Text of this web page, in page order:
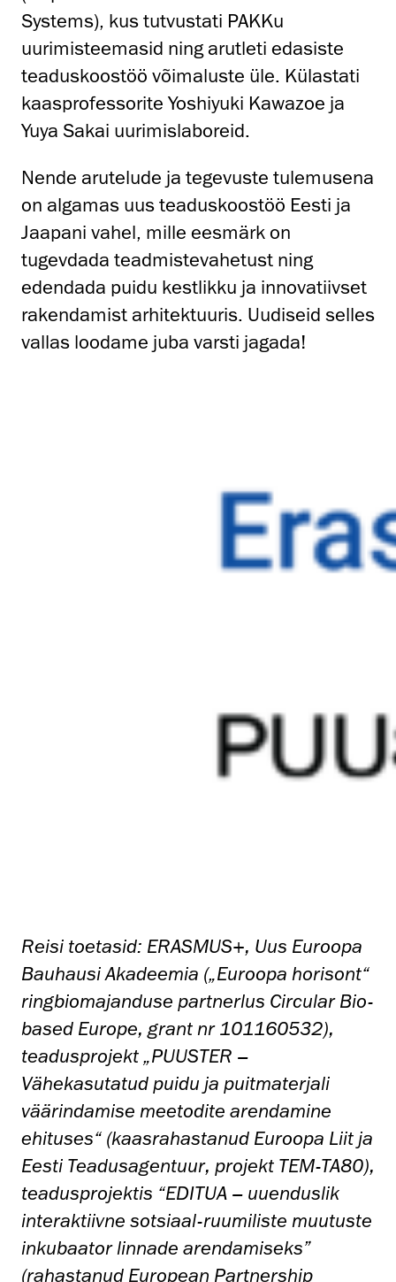
Systems), kus tutvustati PAKKu
uurimisteemasid ning arutleti edasiste
teaduskoostöö võimaluste üle. Külastati
kaasprofessorite Yoshiyuki Kawazoe ja
Yuya Sakai uurimislaboreid.
Nende arutelude ja tegevuste tulemusena
on algamas uus teaduskoostöö Eesti ja
Jaapani vahel, mille eesmärk on
tugevdada teadmistevahetust ning
edendada puidu kestlikku ja innovatiivset
rakendamist arhitektuuris. Uudiseid selles
vallas loodame juba varsti jagada!
Reisi toetasid: ERASMUS+, Uus Euroopa
Bauhausi Akadeemia („Euroopa horisont“
ringbiomajanduse partnerlus Circular Bio-
based Europe, grant nr 101160532),
teadusprojekt „PUUSTER –
Vähekasutatud puidu ja puitmaterjali
väärindamise meetodite arendamine
ehituses“ (kaasrahastanud Euroopa Liit ja
Eesti Teadusagentuur, projekt TEM-TA80),
teadusprojektis “EDITUA – uuenduslik
interaktiivne sotsiaal-ruumiliste muutuste
inkubaator linnade arendamiseks”
(rahastanud European Partnership